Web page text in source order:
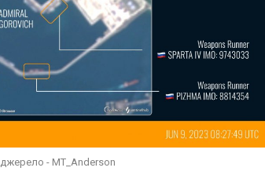
- MT_Anderson